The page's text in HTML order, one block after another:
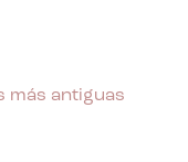
más antiguas